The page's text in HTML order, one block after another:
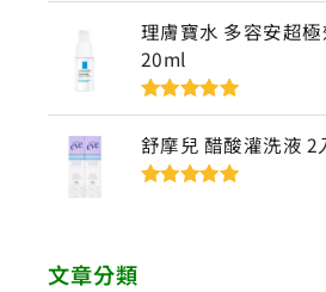
5
理膚寶水 多容安超
20ml
評分5滿分
5
舒摩兒 醋酸灌洗液 2
文章分類